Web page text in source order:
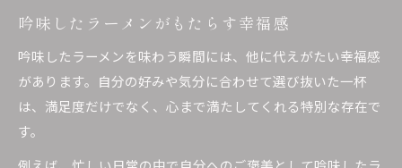
吟味したラーメンがもたらす幸福感
吟味したラーメンを味わう瞬間には、他に代えがたい幸福感
があります。自分の好みや気分に合わせて選び抜いた一杯
は、満足度だけでなく、心まで満たしてくれる特別な存在で
す。